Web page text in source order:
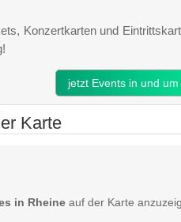
Konzertkarten und
jetzt Events in und
Karte
in Rheineauf der Karte